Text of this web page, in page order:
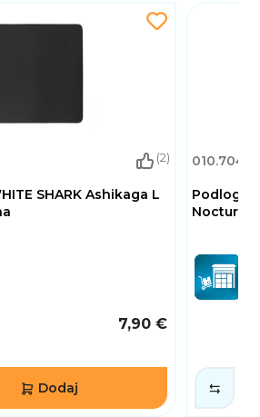
(2)
SHARK Ashikaga L
7,90 €
Dodaj
Podloga